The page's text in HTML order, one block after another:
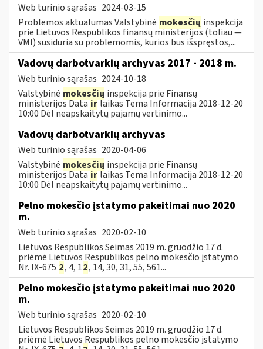
Web turinio sąrašas 2024-03-15
Problemos aktualumas Valstybinė mokesčių inspekcija
prie Lietuvos Respublikos finansų ministerijos (toliau ―
VMI) susiduria su problemomis, kurios bus išspręstos,...
Vadovų darbotvarkių archyvas 2017 - 2018 m.
Web turinio sąrašas 2024-10-18
Valstybinė mokesčių inspekcija prie Finansų
ministerijos Datairlaikas Tema Informacija 2018-12-20
10:00 Dėl neapskaitytų pajamų vertinimo...
Vadovų darbotvarkių archyvas
Web turinio sąrašas 2020-04-06
Valstybinė mokesčių inspekcija prie Finansų
ministerijos Datairlaikas Tema Informacija 2018-12-20
10:00 Dėl neapskaitytų pajamų vertinimo...
Pelno mokesčio įstatymo pakeitimai nuo 2020
m.
Web turinio sąrašas 2020-02-10
Lietuvos Respublikos Seimas 2019 m. gruodžio 17 d.
priėmė Lietuvos Respublikos pelno mokesčio įstatymo
Nr. IX-675 2, 4, 12, 14, 30, 31, 55, 561...
Pelno mokesčio įstatymo pakeitimai nuo 2020
m.
Web turinio sąrašas 2020-02-10
Lietuvos Respublikos Seimas 2019 m. gruodžio 17 d.
priėmė Lietuvos Respublikos pelno mokesčio įstatymo